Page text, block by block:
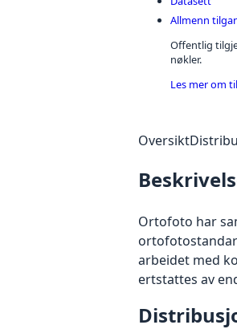
Allmenn
Offentlig
nøkler.
Les mer om
Oversikt
Ortofoto har
arbeidet med
ertstattes av